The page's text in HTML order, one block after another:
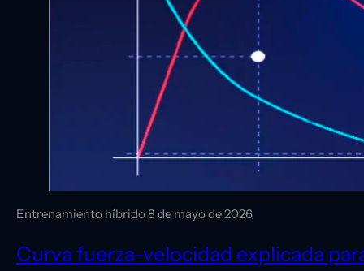
Entrenamiento híbrido 8 de mayo de 2026
Curva fuerza-velocidad explicada